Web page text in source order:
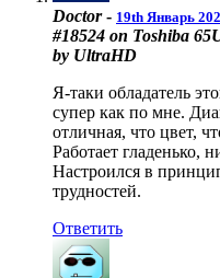
Doctor - 19th Январь
#18524 on Toshiba
by UltraHD
Я-таки обладатель
супер как по мне.
отличная, что цвет,
Работает гладенько,
Настроился в
трудностей.
Ответить